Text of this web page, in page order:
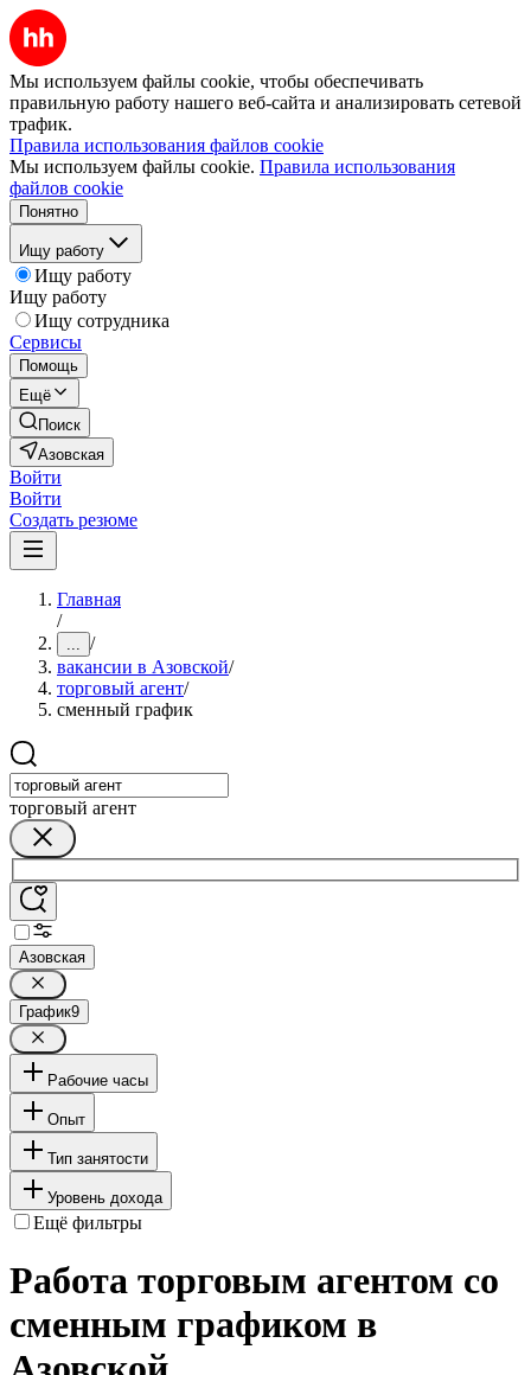
Мы используем файлы cookie, чтобы обеспечивать
правильную работу нашего веб-сайта и анализировать сетевой
трафик.
Правила использования файлов cookie
Мы используем файлы cookie. Правила использования
файлов cookie
Понятно
Ищу работу
Ищу работу
Ищу работу
Ищу сотрудника
Сервисы
Помощь
Ещё
Поиск
Азовская
Войти
Войти
Создать резюме
Главная
/
... /
вакансии в Азовской/
торговый агент/
сменный график
торговый агент
Азовская
График9
Рабочие часы
Опыт
Тип занятости
Уровень дохода
Ещё фильтры
Работа торговым агентом со
сменным графиком в